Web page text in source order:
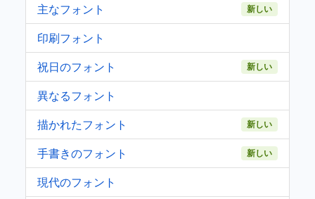
主なフォント 新しい
印刷フォント
祝日のフォント
新しい
異なるフォント
描かれたフォント
新しい
手書きのフォント 新しい
現代のフォント